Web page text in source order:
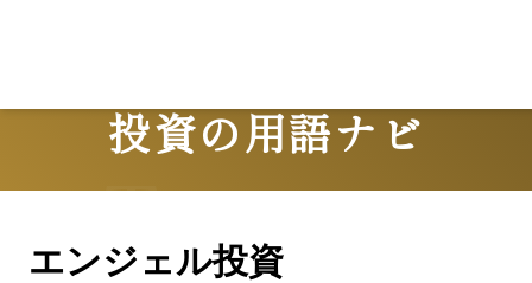
投資の用語ナビ
Terms
エンジェル投資